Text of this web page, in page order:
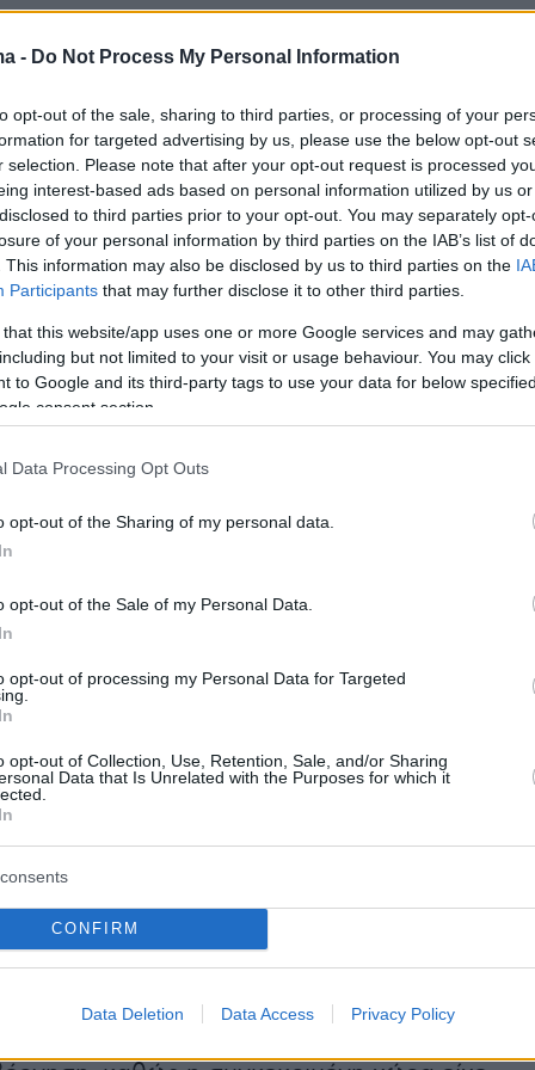
- Do Not Process My Personal Information
opt-out of the sale, sharing to third parties, or processing of your
for targeted advertising by us, please use the below opt-out
selection. Please note that after your opt-out request is processed
interest-based ads based on personal information utilized by us
to third parties prior to your opt-out. You may separately
of your personal information by third parties on the IAB’s list of
This information may also be disclosed by us to third parties on the
Participants that may further disclose it to other third parties.
that this website/app uses one or more Google services and may
but not limited to your visit or usage behaviour. You may
to Google and its third-party tags to use your data for below
consent section.
Data Processing Opt Outs
opt-out of the Sharing of my personal data.
opt-out of the Sale of my Personal Data.
opt-out of processing my Personal Data for Targeted
opt-out of Collection, Use, Retention, Sale, and/or Sharing
Data that Is Unrelated with the Purposes for which it
CONFIRM
Data Deletion Data Access Privacy Policy
προϋπόθεση την ένταξη του μετώπου
συνολική συμφωνία με την
προκαλέσει αντιδράσεις στο Ισραήλ, το
να διαχωρίσει τις διαπραγματεύσεις για το
ότι τον προηγούμενο μήνα, όταν υπήρχαν
πως μια αμερικανοϊρανική συμφωνία
ένοπλες δυνάμεις προετοιμάζονταν για το
αναγκαστούν να περιορίσουν τις
αυτές συμπίπτουν με τις συνεχιζόμενες
και λιβανικών αντιπροσωπειών στην
αντικείμενο την αποκλιμάκωση της έντασης
εναέριου χώρου
νέο δημοσίευμα του ισραηλινού δημόσιου
φορέα
Κόλπου αρνήθηκε να επιτρέψει τη χρήση του
της από το Ισραήλ κατά τη διάρκεια των
εναντίον στόχων στο Ιράν.